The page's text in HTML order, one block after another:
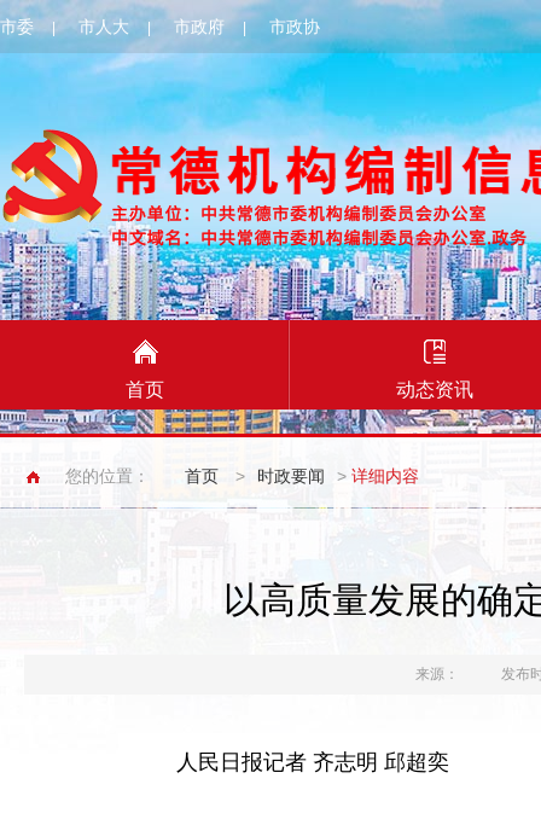
市委 市人大 市政府 市政协
首页 动态资讯
您的位置： 首页 > 时政要闻 > 详细内容
以高质量发展的确
来源： 发布
人民日报记者 齐志明 邱超奕